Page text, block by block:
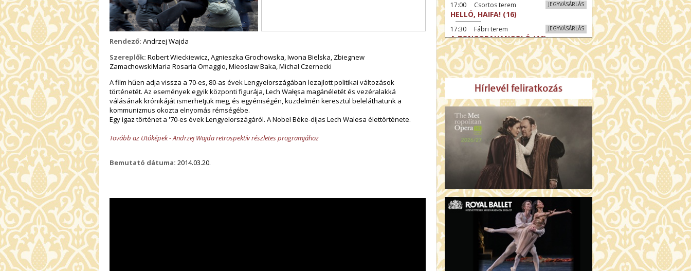
Rendező: Andrzej Wajda
Szereplők: Robert Wieckiewicz, Agnieszka Grochowska, Iwona Bielska, Zbiegnew
ZamachowskiMaria Rosaria Omaggio, Mieoslaw Baka, Michal Czernecki
A film hűen adja vissza a 70-es, 80-as évek Lengyelországában lezajlott politikai változások
történetét. Az események egyik központi figurája, Lech Wałęsa magánéletét és vezéralakká
válásának krónikáját ismerhetjük meg, és egyéniségén, küzdelmén keresztül beleláthatunk a
kommunizmus okozta elnyomás rémségébe.
Egy igaz történet a '70-es évek Lengyelországáról. A Nobel Béke-díjas Lech Walesa élettörténete.
Tovább az Utóképek - Andrzej Wajda retrospektív részletes programjához
Bemutató dátuma: 2014.03.20.
JEGYVÁSÁRLÁS
17:00 Csortos terem
HELLÓ, HAIFA! (16)
JEGYVÁSÁRLÁS
17:30 Fábri terem
A ZONGORAHANGOLÓ (16)
JEGYVÁSÁRLÁS
19:00 Csortos terem
ARGENTIN TÖRTÉNETEK (16)
JEGYVÁSÁRLÁS
19:30 Törőcsik Mari terem
MIKET NEM BESZÉLEK (16)
JEGYVÁSÁRLÁS
20:00 Fábri terem
KESERŰ KARÁCSONY (16)
20:30 Díszterem
A GYŰLÖLET (16)